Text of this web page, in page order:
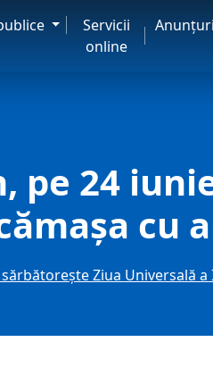
Servicii
online
Anunţuri
pe 24
cu
Ziua Universală a